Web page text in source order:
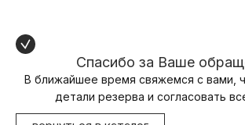
Спасибо за Ваше
В ближайшее время свяжемся с вами,
детали резерва и согласовать